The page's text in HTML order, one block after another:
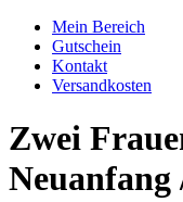
Mein Bereich
Gutschein
Kontakt
Versandkosten
Zwei